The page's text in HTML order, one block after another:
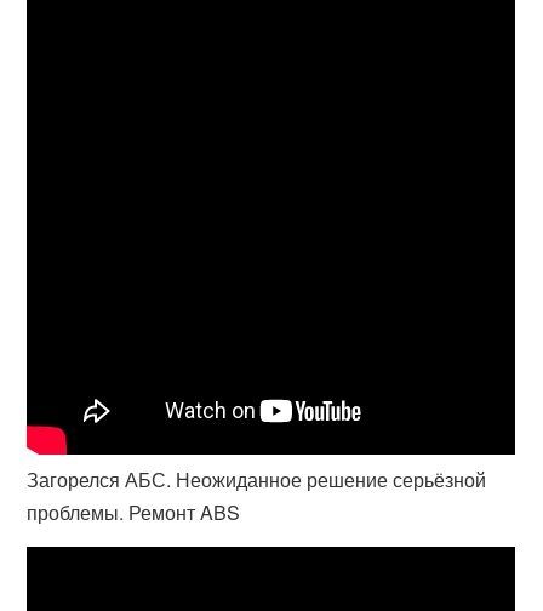
Загорелся АБС. Неожиданное решение серьёзной
проблемы. Ремонт ABS